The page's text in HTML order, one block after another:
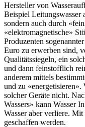
Hersteller von
Beispiel Leitungswasser
sondern auch durch
«elektromagnetische»
Produzenten
Euro zu erwerben sind,
Qualitätssiegeln, ein
und dann feinstofflich
anderem mittels
und zu
solcher Geräte nicht.
Wassers» kann Wasser
Wasser aber verliere.
geschaffen werden.